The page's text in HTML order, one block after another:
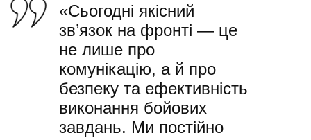
«Сьогодні якісний
зв’язок на фронті — це
не лише про
комунікацію, а й про
безпеку та ефективність
виконання бойових
завдань. Ми постійно